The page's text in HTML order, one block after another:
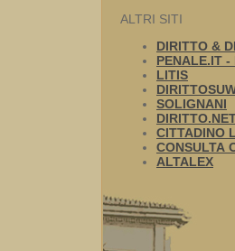
ALTRI SITI
DIRITTO &
PENALE.IT -
LITIS
SOLIGNANI
CITTADINO
CONSULTA
ALTALEX